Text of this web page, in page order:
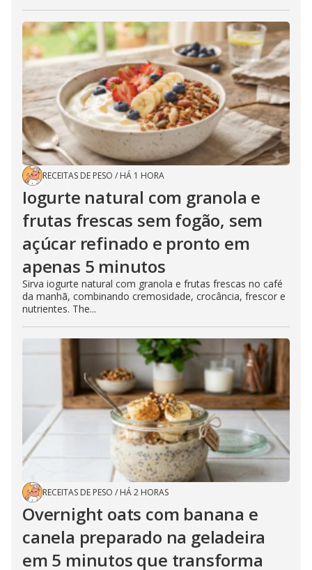
RECEITAS DE PESO / HÁ 1 HORA
Iogurte natural com granola e
frutas frescas sem fogão, sem
açúcar refinado e pronto em
apenas 5 minutos
Sirva iogurte natural com granola e frutas frescas no café
da manhã, combinando cremosidade, crocância, frescor e
nutrientes. The...
RECEITAS DE PESO / HÁ 2 HORAS
Overnight oats com banana e
canela preparado na geladeira
em 5 minutos que transforma